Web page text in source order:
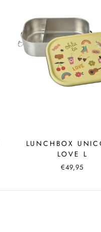
LUNCHBOX
LOVE L
€49,95